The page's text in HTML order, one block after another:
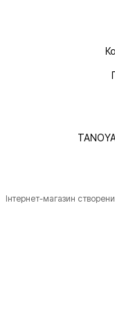
Інтернет-магазин